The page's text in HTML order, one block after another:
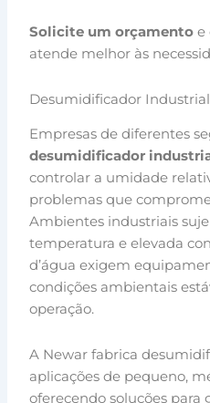
Solicite um orçamento e
atende melhor às
Desumidificador
Empresas de diferentes
desumidificador
controlar a umidade
problemas que
Ambientes industriais
temperatura e elevada
d’água exigem
condições ambientais
operação.
A Newar fabrica
aplicações de pequeno,
oferecendo soluções para